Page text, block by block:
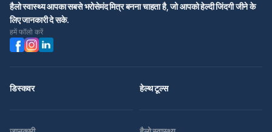
हैलो स्वास्थ्य आपका सबसे भरोसेमंद मित्र बनना चाहता है, जो आपको हेल्दी जिंदगी जीने के
लिए जानकारी दे सके.
हमें फॉलो करें
डिस्कवर हेल्थ टूल्स